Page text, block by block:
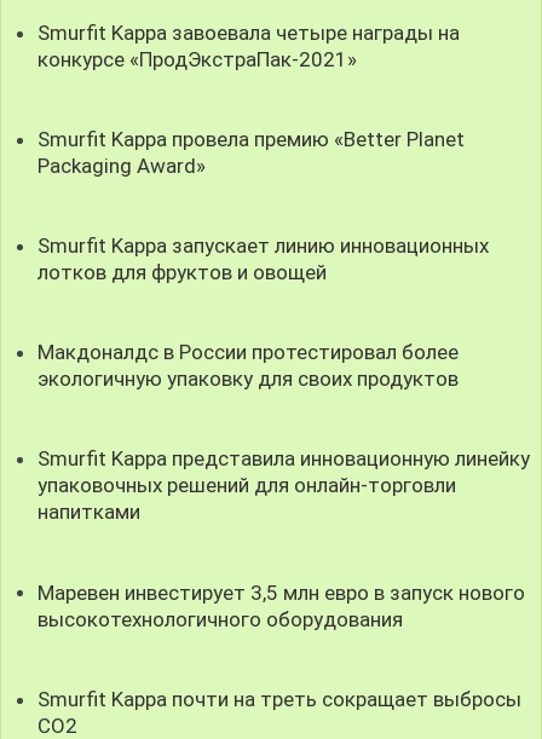
Smurfit Kappa завоевала четыре награды на
конкурсе «ПродЭкстраПак-2021»
Smurfit Kappa провела премию «Better Planet
Packaging Award»
Smurfit Kappa запускает линию инновационных
лотков для фруктов и овощей
Макдоналдс в России протестировал более
экологичную упаковку для своих продуктов
Smurfit Kappa представила инновационную линейку
упаковочных решений для онлайн-торговли
напитками
Маревен инвестирует 3,5 млн евро в запуск нового
высокотехнологичного оборудования
Smurfit Kappa почти на треть сокращает выбросы
CO2